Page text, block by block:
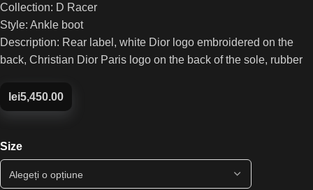
Collection: D Racer
Style: Ankle boot
Description: Rear label, white Dior logo embroidered on the
back, Christian Dior Paris logo on the back of the sole, rubber
lei5,450.00
Size